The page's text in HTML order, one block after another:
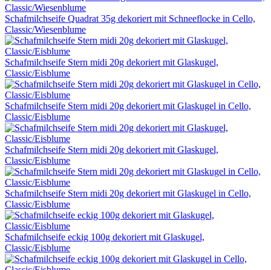
Schafmilchseife Quadrat 35g dekoriert mit Schneeflocke in Cello,
Classic/Wiesenblume
Schafmilchseife Stern midi 20g dekoriert mit Glaskugel,
Classic/Eisblume
Schafmilchseife Stern midi 20g dekoriert mit Glaskugel in Cello,
Classic/Eisblume
Schafmilchseife Stern midi 20g dekoriert mit Glaskugel,
Classic/Eisblume
Schafmilchseife Stern midi 20g dekoriert mit Glaskugel in Cello,
Classic/Eisblume
Schafmilchseife eckig 100g dekoriert mit Glaskugel,
Classic/Eisblume